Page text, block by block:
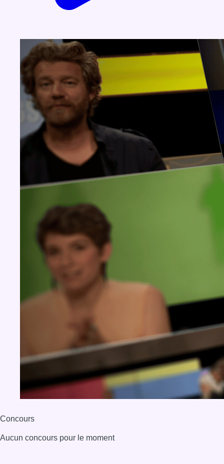
Concours
Aucun concours pour le moment